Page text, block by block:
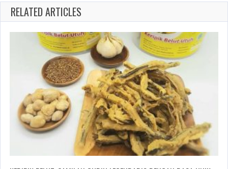
RELATED ARTICLES